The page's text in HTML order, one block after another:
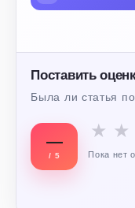
Поставить
Была ли статья
—
/ 5
★ ★
Пока нет